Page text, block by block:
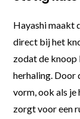
Hayashi maakt
direct bij het
zodat de
herhaling. Door
vorm, ook als
zorgt voor een